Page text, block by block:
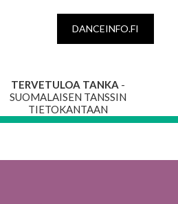
DANCEINFO.FI
TERVETULOA TANKA -
SUOMALAISEN TANSSIN
TIETOKANTAAN